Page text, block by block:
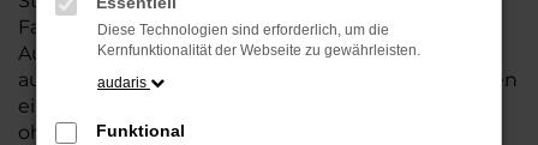
Fahrzeug suchen.Mit seiner erstklassigen
Ausstattung, der niedrigen Laufleistung und der
ausgezeichneten Pflege ist dieser Gebrauchtwagen
eine kostengünstige Alternative zum Neuwagen,
ohne auf Komfort und Qualität verzichten zu
Diese Technologien sind erforderlich, um die
Kernfunktionalität der Webseite zu gewährleisten.
audaris
Funktional